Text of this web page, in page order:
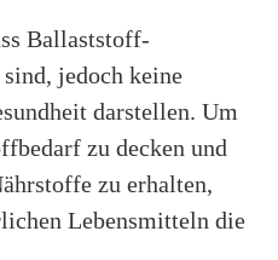
Ballaststoff-
jedoch keine
darstellen. Um
zu decken und
zu erhalten,
Lebensmitteln die